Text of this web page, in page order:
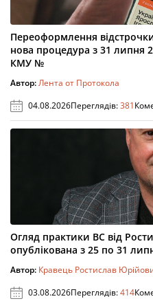
Переоформлення
нова процедура з 31 липня
КМУ №
Автор:Лента от Протокола
04.08.2026Переглядів:381
Огляд практики ВС від
опублікована з 25 по 31
Автор: Кравець Ростислав
03.08.2026Переглядів:414